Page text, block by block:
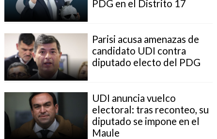
PDG en el Distrito 17
Parisi acusa amenazas de
candidato UDI contra
diputado electo del PDG
UDI anuncia vuelco
electoral: tras reconteo, su
diputado se impone en el
Maule